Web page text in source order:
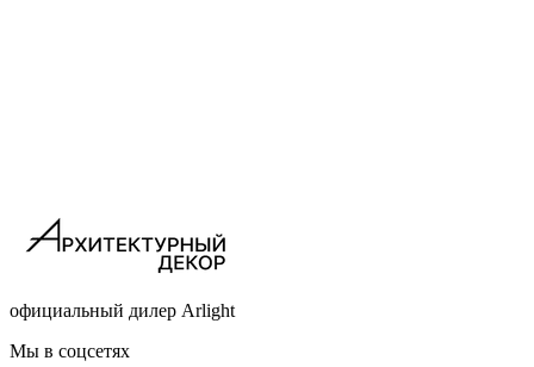
официальный дилер Arlight
Мы в соцсетях